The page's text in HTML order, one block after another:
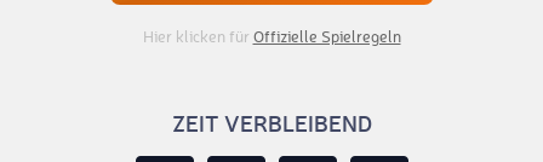
Hier klicken für Offizielle Spielregeln
ZEIT VERBLEIBEND